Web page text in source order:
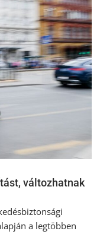
változhatnak
a legtöbben